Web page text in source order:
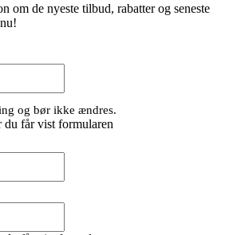
om de nyeste tilbud, rabatter og seneste
og bør ikke ændres.
du får vist formularen